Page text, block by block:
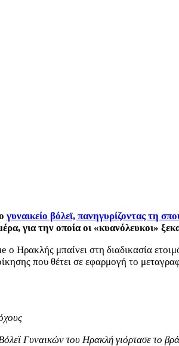
γυναικείο βόλεϊ, πανηγυρίζοντας τη
για την οποία οι «κυανόλευκοι»
Ηρακλής μπαίνει στη διαδικασία
που θέτει σε εφαρμογή το
Γυναικών του Ηρακλή γιόρτασε το